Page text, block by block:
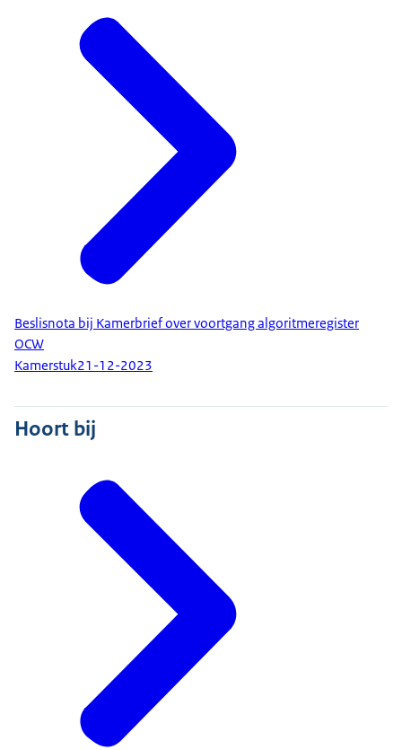
Beslisnota bij Kamerbrief over voortgang algoritmeregister
OCW
Kamerstuk21-12-2023
Hoort bij